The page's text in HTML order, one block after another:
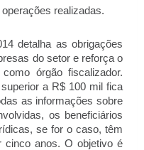
realizadas.
detalha as obrigações
do setor e reforça o
órgão fiscalizador.
a R$ 100 mil fica
as informações sobre
os beneficiários
se for o caso, têm
cinco anos. O objetivo é